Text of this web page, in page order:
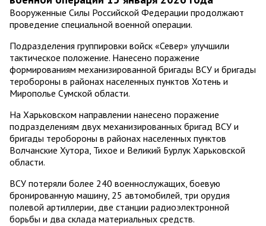
Вооруженные Силы Российской Федерации продолжают
проведение специальной военной операции.
Подразделения группировки войск «Север» улучшили
тактическое положение. Нанесено поражение
формированиям механизированной бригады ВСУ и бригады
теробороны в районах населенных пунктов Хотень и
Мирополье Сумской области.
На Харьковском направлении нанесено поражение
подразделениям двух механизированных бригад ВСУ и
бригады теробороны в районах населенных пунктов
Волчанские Хутора, Тихое и Великий Бурлук Харьковской
области.
ВСУ потеряли более 240 военнослужащих, боевую
бронированную машину, 25 автомобилей, три орудия
полевой артиллерии, две станции радиоэлектронной
борьбы и два склада материальных средств.